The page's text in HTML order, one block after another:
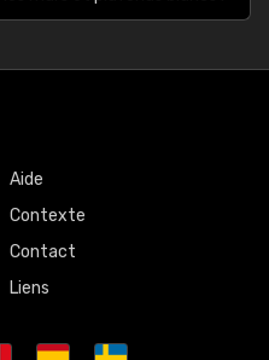
Aide
Contexte
Contact
Liens